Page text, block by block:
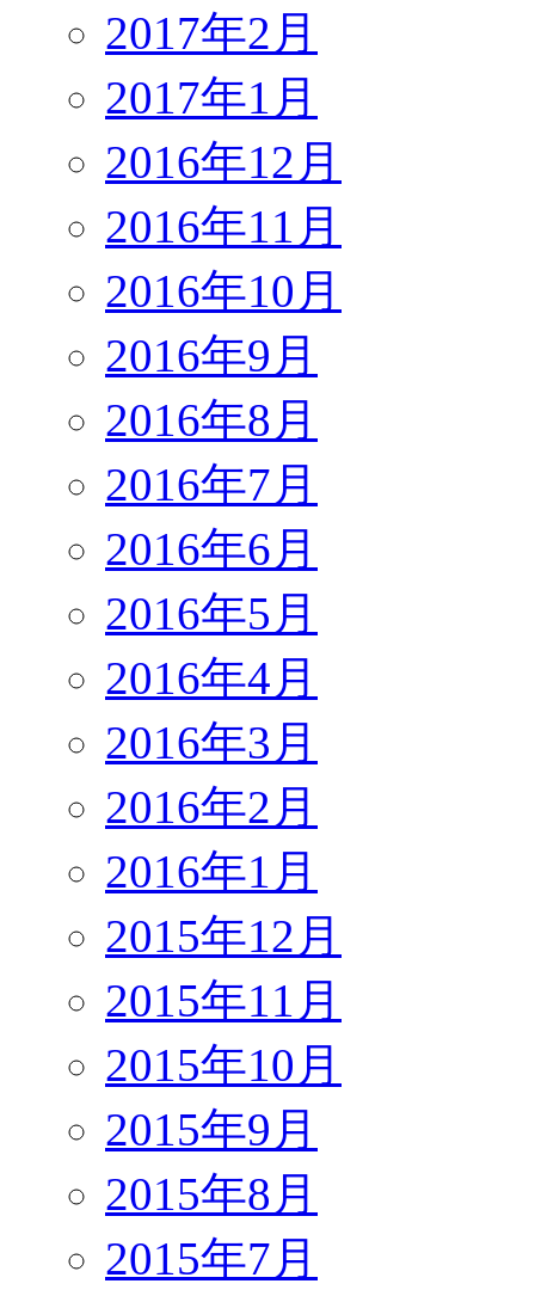
2017年2月
2017年1月
2016年12月
2016年11月
2016年10月
2016年9月
2016年8月
2016年7月
2016年6月
2016年5月
2016年4月
2016年3月
2016年2月
2016年1月
2015年12月
2015年11月
2015年10月
2015年9月
2015年8月
2015年7月